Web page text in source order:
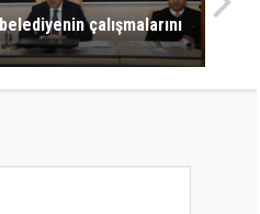
çalışmalarını